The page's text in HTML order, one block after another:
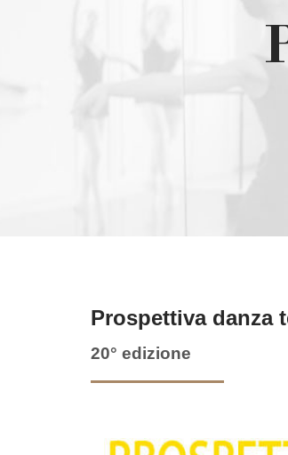
Prospettiva danza
20° edizione